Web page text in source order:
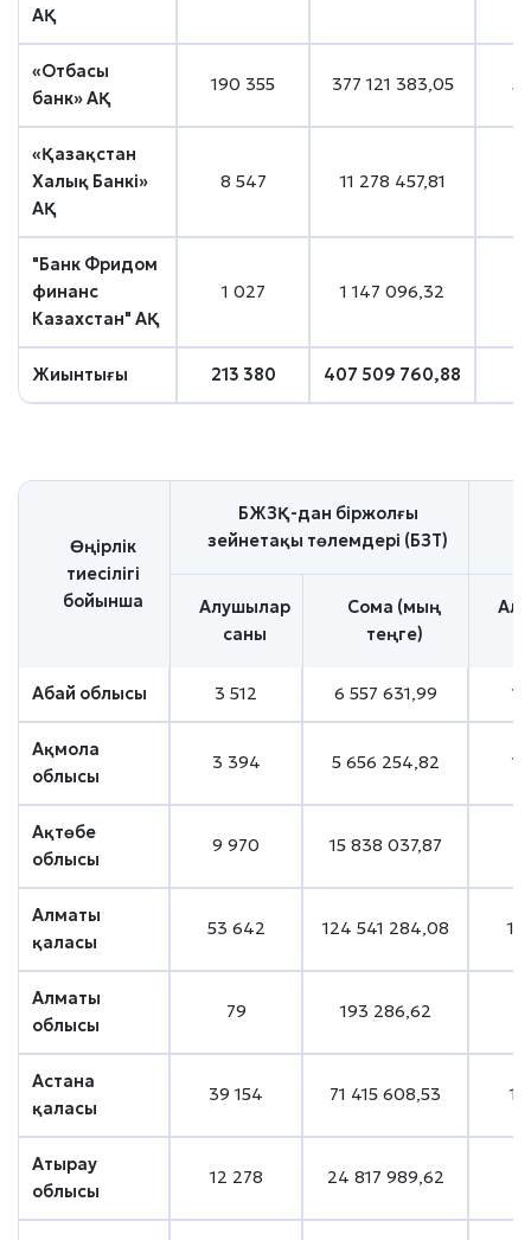
АҚ
«Отбасы
банк» АҚ
190 355 377 121 383,05
«Қазақстан
Халық Банкі»
АҚ
8 547 11 278 457,81
"Банк Фридом
финанс
Казахстан" АҚ
1 027 1 147 096,32
Жиынтығы 213 380 407 509 760,88
Өңірлік
тиесілігі
бойынша
БЖЗҚ-дан біржолғы
зейнетақы төлемдері (БЗТ)
Алушылар
саны
Сома (мың
теңге)
Абай облысы 3 512 6 557 631,99 1
Ақмола
облысы
3 394 5 656 254,82 1
Ақтөбе
облысы
9 970 15 838 037,87
Алматы
қаласы
53 642 124 541 284,08 14
Алматы
облысы
79 193 286,62
Астана
қаласы
39 154 71 415 608,53
Атырау
облысы
12 278 24 817 989,62